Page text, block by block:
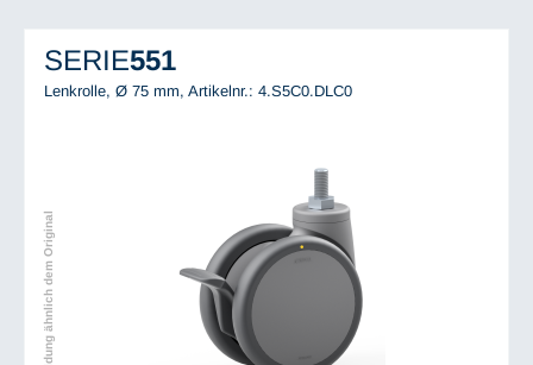
SERIE551
Lenkrolle, Ø 75 mm, Artikelnr.: 4.S5C0.DLC0
Abbildung ähnlich dem Original